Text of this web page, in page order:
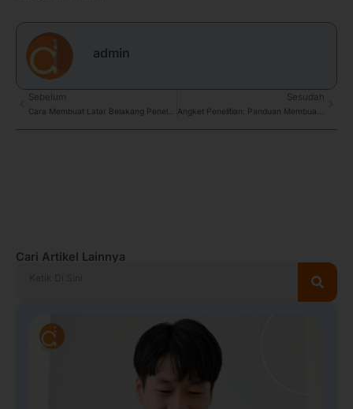
admin
Prev
Sebelum
Cara Membuat Latar Belakang Penelitian Secara Otomatis dan Kredibel
Sesudah
Angket Penelitian: Panduan Membuat Kuesioner yang Efektif
Cari Artikel Lainnya